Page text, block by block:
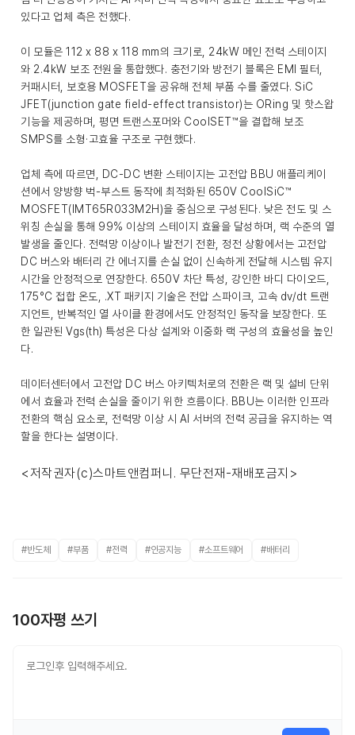
있다고 업체 측은 전했다.
이 모듈은 112 x 88 x 118 mm의 크기로, 24kW 메인 전력 스테이지
와 2.4kW 보조 전원을 통합했다. 충전기와 방전기 블록은 EMI 필터,
커패시터, 보호용 MOSFET을 공유해 전체 부품 수를 줄였다. SiC
JFET(junction gate field-effect transistor)는 ORing 및 핫스왑
기능을 제공하며, 평면 트랜스포머와 CoolSET™을 결합해 보조
SMPS를 소형·고효율 구조로 구현했다.
업체 측에 따르면, DC-DC 변환 스테이지는 고전압 BBU 애플리케이
션에서 양방향 벅-부스트 동작에 최적화된 650V CoolSiC™
MOSFET(IMT65R033M2H)을 중심으로 구성된다. 낮은 전도 및 스
위칭 손실을 통해 99% 이상의 스테이지 효율을 달성하며, 랙 수준의 열
발생을 줄인다. 전력망 이상이나 발전기 전환, 정전 상황에서는 고전압
DC 버스와 배터리 간 에너지를 손실 없이 신속하게 전달해 시스템 유지
시간을 안정적으로 연장한다. 650V 차단 특성, 강인한 바디 다이오드,
175°C 접합 온도, .XT 패키지 기술은 전압 스파이크, 고속 dv/dt 트랜
지언트, 반복적인 열 사이클 환경에서도 안정적인 동작을 보장한다. 또
한 일관된 Vgs(th) 특성은 다상 설계와 이중화 랙 구성의 효율성을 높인
다.
데이터센터에서 고전압 DC 버스 아키텍처로의 전환은 랙 및 설비 단위
에서 효율과 전력 손실을 줄이기 위한 흐름이다. BBU는 이러한 인프라
전환의 핵심 요소로, 전력망 이상 시 AI 서버의 전력 공급을 유지하는 역
할을 한다는 설명이다.
<저작권자(c)스마트앤컴퍼니. 무단전재-재배포금지>
#반도체 #부품 #전력 #인공지능 #소프트웨어 #배터리
100자평 쓰기